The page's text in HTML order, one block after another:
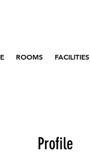
ROOMS FACILITIES
Profile